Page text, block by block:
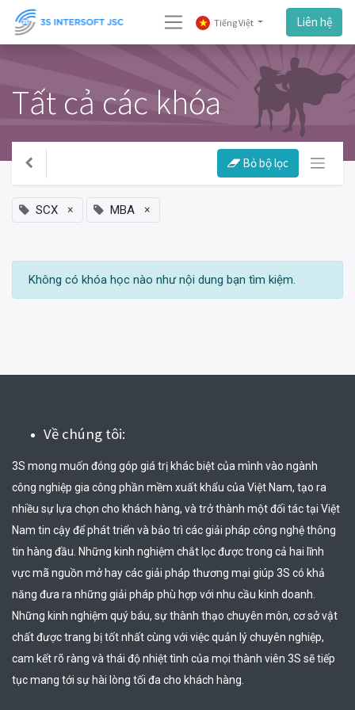
Tiếng Việt Liên hệ
Tất cả các khóa
Bỏ bộ lọc
SCX × MBA ×
Không có khóa học nào như nội dung bạn tìm kiệm.
Về chúng tôi:
3S mong muốn đóng góp giá trị khác biệt của mình vào ngành
công nghiệp gia công phần mềm xuất khẩu của Việt Nam, tạo ra
nhiều sự lựa chọn cho khách hàng, và trở thành một đối tác tại Việt
Nam tin cậy để phát triển và bảo trì các giải pháp công nghệ thông
tin hàng đầu. Những kinh nghiệm chắt lọc được trong cả hai lĩnh
vực mã nguồn mở hay các giải pháp thương mại giúp 3S có khả
năng đưa ra những giải pháp phù hợp với nhu cầu kinh doanh.
Những kinh nghiệm quý báu, sự thành thạo chuyên môn, cơ sở vật
chất được trang bị tốt nhất cùng với việc quản lý chuyên nghiệp,
cam kết rõ ràng và thái độ nhiệt tình của mọi thành viên 3S sẽ tiếp
tục mang tới sự hài lòng tối đa cho khách hàng.